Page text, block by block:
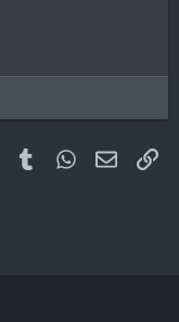
Pinterest
Tumblr WhatsApp